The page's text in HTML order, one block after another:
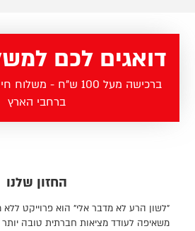
דואגים לכם
ברכישה מעל 100 ש"ח -
ברחבי הארץ
החזון שלנו
"לשון הרע לא מדבר אלי" הוא פרוייקט
משאיפה לעודד מציאות חברתית טובה